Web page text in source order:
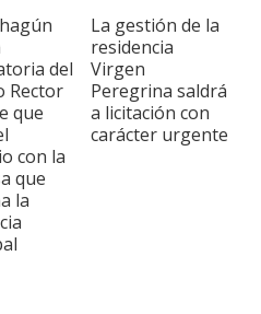
del
Rector
que
con la
que
la
La gestión de la
residencia
Virgen
Peregrina saldrá
a licitación con
carácter urgente